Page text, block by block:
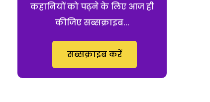
कहानियों को पढ़ने के लिए आज ही
कीजिए सब्सक्राइब...
सब्सक्राइब करें